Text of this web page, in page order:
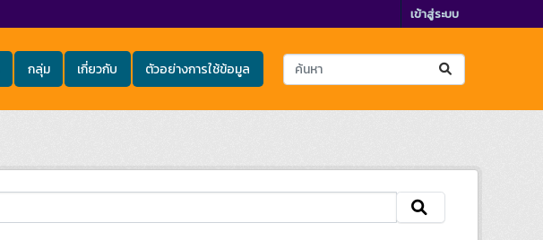
เข้าสู่ระบบ
กลุ่ม เกี่ยวกับ ตัวอย่างการใช้ข้อมูล